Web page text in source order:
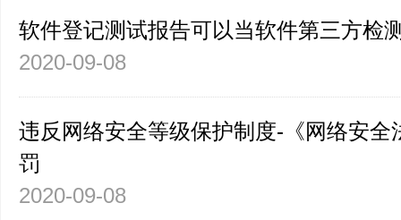
软件登记测试报告可以当软件第三方检
2020-09-08
违反网络安全等级保护制度-《网络安全
罚
2020-09-08